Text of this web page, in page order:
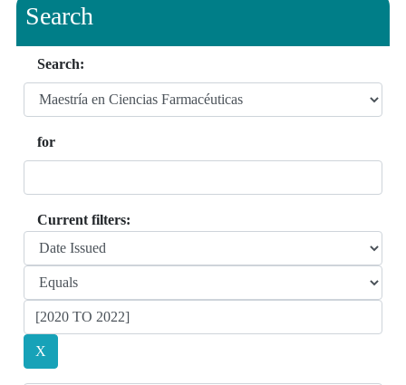
Search
Search:
for
Current filters: